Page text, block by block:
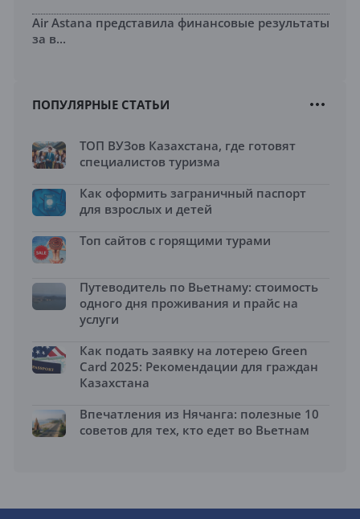
Air Astana представила финансовые результаты
за в...
ПОПУЛЯРНЫЕ СТАТЬИ
ТОП ВУЗов Казахстана, где готовят
специалистов туризма
Как оформить заграничный паспорт
для взрослых и детей
Топ сайтов с горящими турами
Путеводитель по Вьетнаму: стоимость
одного дня проживания и прайс на
услуги
Как подать заявку на лотерею Green
Card 2025: Рекомендации для граждан
Казахстана
Впечатления из Нячанга: полезные 10
советов для тех, кто едет во Вьетнам